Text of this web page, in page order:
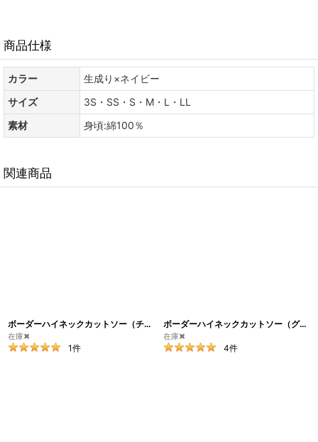
商品仕様
カラー
生成り×ネイビー
サイズ
3S・SS・S・M・L・LL
素材
身頃:綿100％
関連商品
ボーダーハイネックカットソー（チャコールｘネイビー） [CU3]
在庫✖
1件
ボーダーハイネックカットソー（グレイッシュカーキｘネイビー）
在庫✖
4件